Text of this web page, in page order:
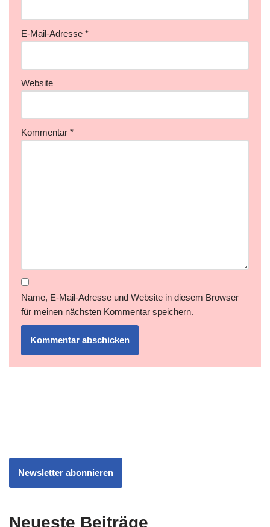
E-Mail-Adresse *
Website
Kommentar *
Name, E-Mail-Adresse und Website in diesem Browser
für meinen nächsten Kommentar speichern.
Newsletter abonnieren
Neueste Beiträge